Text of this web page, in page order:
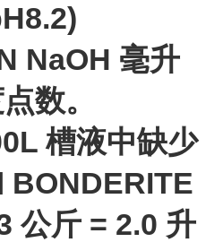
NaOH 毫升
数。
槽液中缺少
BONDERITE
公斤 = 2.0 升